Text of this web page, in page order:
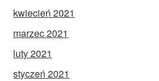
kwiecień 2021
marzec 2021
luty 2021
styczeń 2021